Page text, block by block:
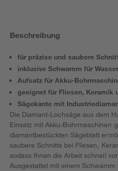
Beschreibung
für präzise und saubere
inklusive Schwamm für
Aufsatz für Akku-
geeignet für Fliesen, Keramik
Sägekante mit
Die Diamant-Lochsäge aus dem
Einsatz mit Akku-Bohrmaschinen
diamantbestückten Sägeblatt
saubere Schnitte bei Fliesen,
sodass Ihnen die Arbeit schnell
Ausgestattet mit einem Schwamm